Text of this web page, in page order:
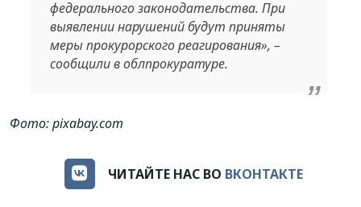
федерального законодательства. При
выявлении нарушений будут приняты
меры прокурорского реагирования», –
сообщили в облпрокуратуре.
Фото: pixabay.com
ЧИТАЙТЕ НАС ВО ВКОНТАКТЕ